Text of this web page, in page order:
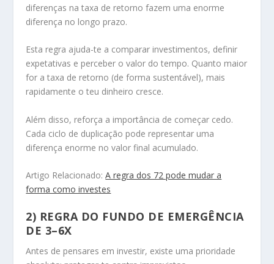
diferenças na taxa de retorno fazem uma enorme
diferença no longo prazo.
Esta regra ajuda-te a comparar investimentos, definir
expetativas e perceber o valor do tempo. Quanto maior
for a taxa de retorno (de forma sustentável), mais
rapidamente o teu dinheiro cresce.
Além disso, reforça a importância de começar cedo.
Cada ciclo de duplicação pode representar uma
diferença enorme no valor final acumulado.
Artigo Relacionado:A regra dos 72 pode mudar a
forma como investes
2) REGRA DO FUNDO DE EMERGÊNCIA
DE 3–6X
Antes de pensares em investir, existe uma prioridade